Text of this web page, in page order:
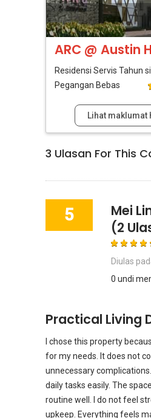
ARC @ Austin
Residensi Servis Tahun
Pegangan Bebas
Lihat maklumat
3 Ulasan For This
5
Mei
(2
Diulas
0 undi
Practical Living
I chose this property
for my needs. It does not
unnecessary
daily tasks easily. The
routine well. I do not feel
upkeep. Everything feels